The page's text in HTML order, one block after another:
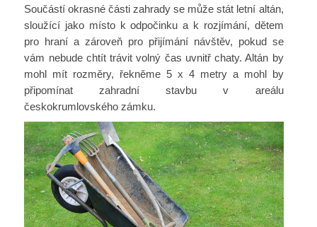
Součástí okrasné části zahrady se může stát letní altán,
sloužící jako místo k odpočinku a k rozjímání, dětem
pro hraní a zároveň pro přijímání návštěv, pokud se
vám nebude chtít trávit volný čas uvnitř chaty. Altán by
mohl mít rozměry, řekněme 5 x 4 metry a mohl by
připomínat zahradní stavbu v areálu
českokrumlovského zámku.